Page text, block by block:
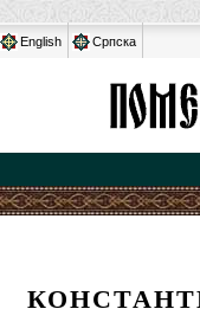
English Српска